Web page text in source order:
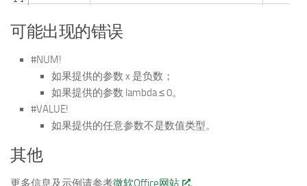
可能出现的错误
#NUM!
如果提供的参数 x 是负数；
如果提供的参数 lambda ≤ 0。
#VALUE!
如果提供的任意参数不是数值类型。
其他